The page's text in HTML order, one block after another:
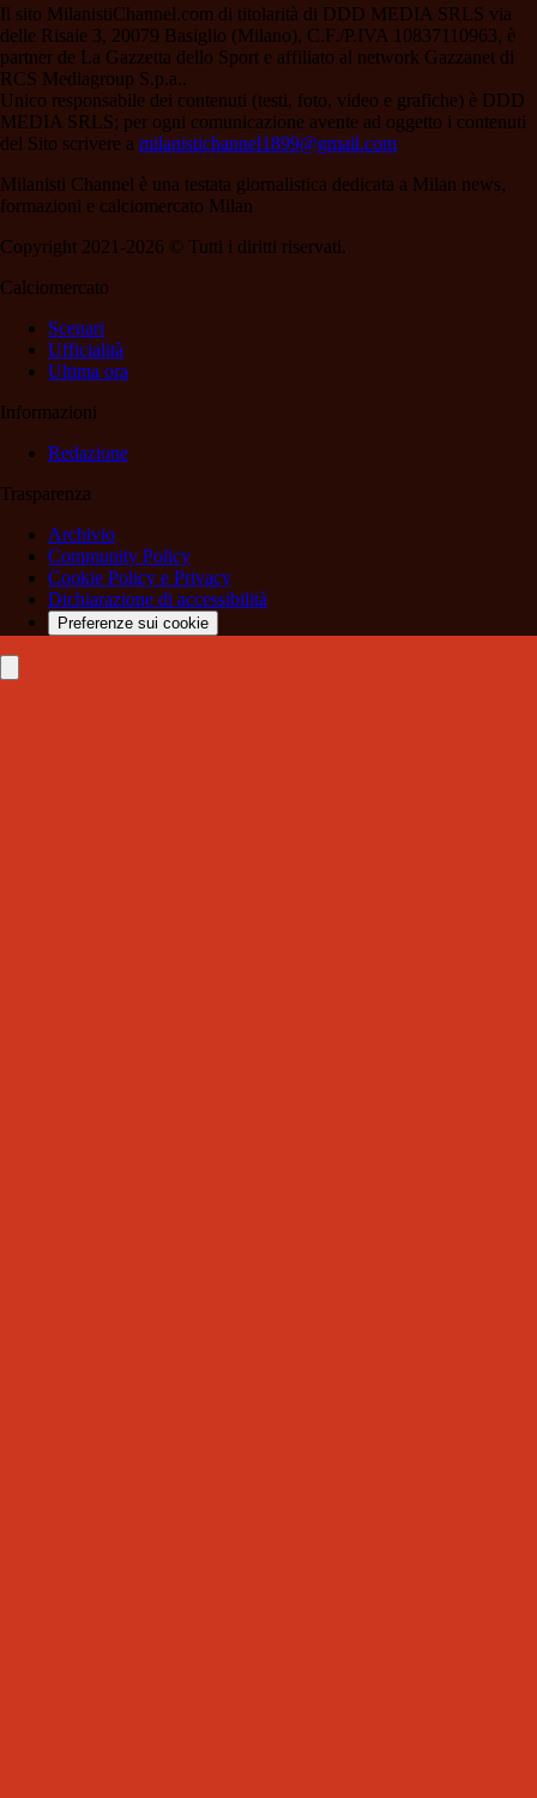
Il sito MilanistiChannel.com di titolarità di DDD MEDIA SRLS via
delle Risaie 3, 20079 Basiglio (Milano), C.F./P.IVA 10837110963, è
partner de La Gazzetta dello Sport e affiliato al network Gazzanet di
RCS Mediagroup S.p.a..
Unico responsabile dei contenuti (testi, foto, video e grafiche) è DDD
MEDIA SRLS; per ogni comunicazione avente ad oggetto i contenuti
del Sito scrivere a milanistichannel1899@gmail.com
Milanisti Channel è una testata giornalistica dedicata a Milan news,
formazioni e calciomercato Milan
Copyright 2021-2026 © Tutti i diritti riservati.
Calciomercato
Scenari
Ufficialità
Ultima ora
Informazioni
Redazione
Trasparenza
Archivio
Community Policy
Cookie Policy e Privacy
Dichiarazione di accessibilità
Preferenze sui cookie